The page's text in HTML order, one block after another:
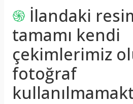
֍ İlandaki
tamamı kendi
çekimlerimiz
fotoğraf